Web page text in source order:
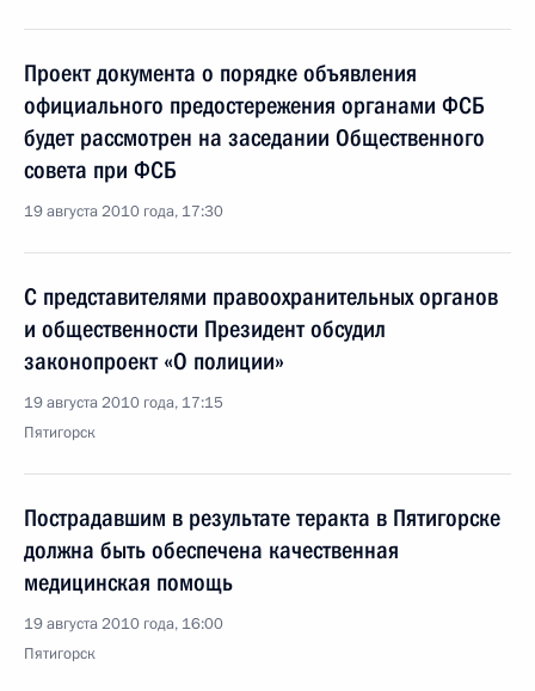
Проект документа о порядке объявления
официального предостережения органами ФСБ
будет рассмотрен на заседании Общественного
совета при ФСБ
19 августа 2010 года, 17:30
С представителями правоохранительных органов
и общественности Президент обсудил
законопроект «О полиции»
19 августа 2010 года, 17:15
Пятигорск
Пострадавшим в результате теракта в Пятигорске
должна быть обеспечена качественная
медицинская помощь
19 августа 2010 года, 16:00
Пятигорск